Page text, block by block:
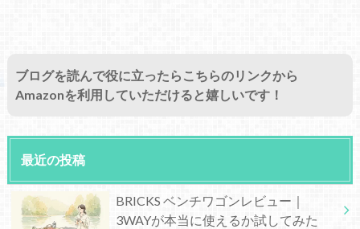
ブログを読んで役に立ったらこちらのリンクから
Amazonを利用していただけると嬉しいです！
最近の投稿
BRICKS ベンチワゴンレビュー｜
3WAYが本当に使えるか試してみた